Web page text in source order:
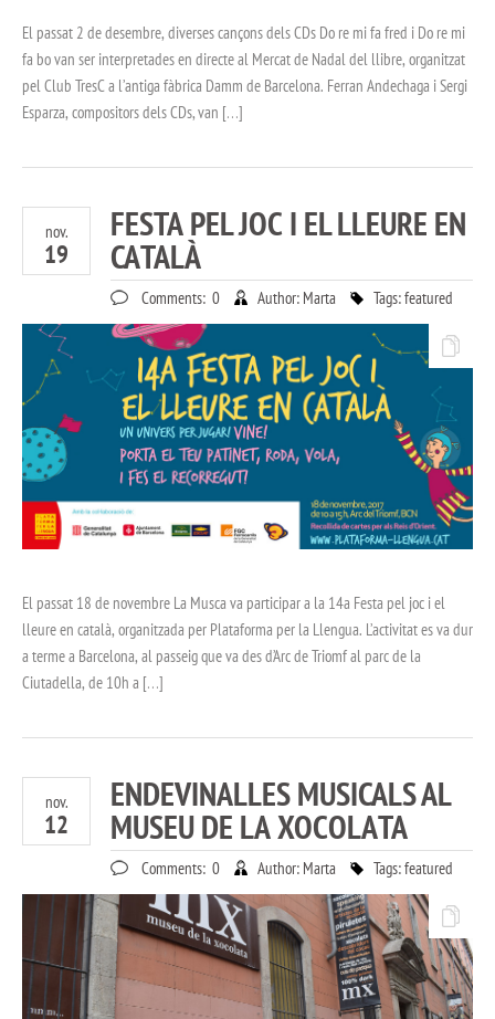
El passat 2 de desembre, diverses cançons dels CDs Do re mi fa fred i Do re mi
fa bo van ser interpretades en directe al Mercat de Nadal del llibre, organitzat
pel Club TresC a l’antiga fàbrica Damm de Barcelona. Ferran Andechaga i Sergi
Esparza, compositors dels CDs, van […]
nov.
19
FESTA PEL JOC I EL LLEURE EN
CATALÀ
Comments: 0 Author: Marta Tags:featured
El passat 18 de novembre La Musca va participar a la 14a Festa pel joc i el
lleure en català, organitzada per Plataforma per la Llengua. L’activitat es va dur
a terme a Barcelona, al passeig que va des d’Arc de Triomf al parc de la
Ciutadella, de 10h a […]
nov.
12
ENDEVINALLES MUSICALS AL
MUSEU DE LA XOCOLATA
Comments: 0 Author: Marta Tags:featured